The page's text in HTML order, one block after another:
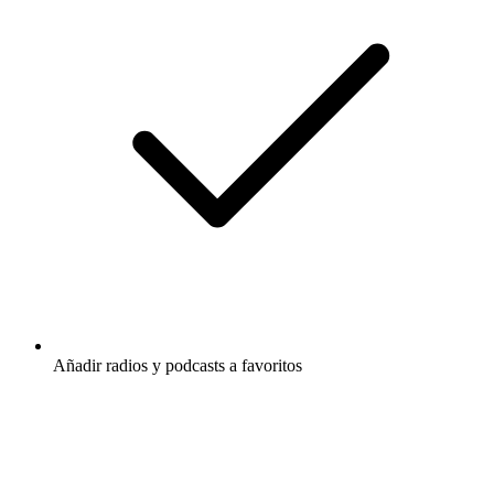
Añadir radios y podcasts a favoritos